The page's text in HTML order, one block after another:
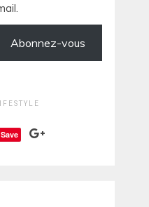
Abonnez-vous
Save